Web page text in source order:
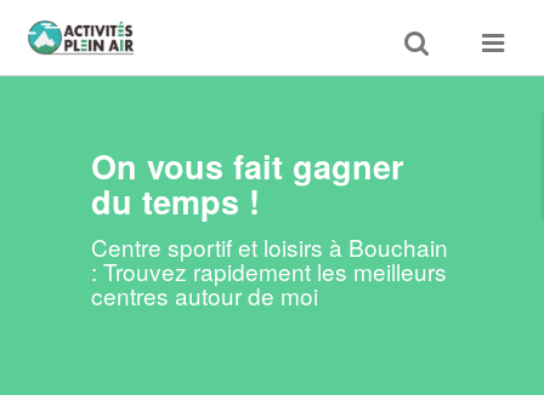
Toggle
search
Toggle
On vous fait gagner
du temps !
Centre sportif et loisirs à Bouchain
: Trouvez rapidement les meilleurs
centres autour de moi